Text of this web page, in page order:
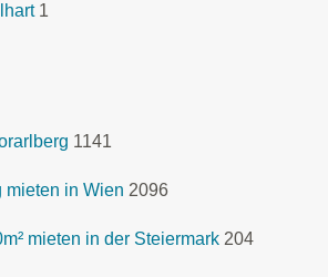
1
1141
mieten in Wien 2096
mieten in der Steiermark 204